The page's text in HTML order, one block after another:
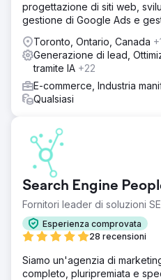
progettazione di siti web,
gestione di Google Ads e
Toronto, Ontario, Canada
Generazione di lead,
tramite IA +22
E-commerce, Industria
Qualsiasi
Search Engine
Fornitori leader di soluzioni
Esperienza comprovata
28 recensioni
Siamo un'agenzia di
completo, pluripremiata e